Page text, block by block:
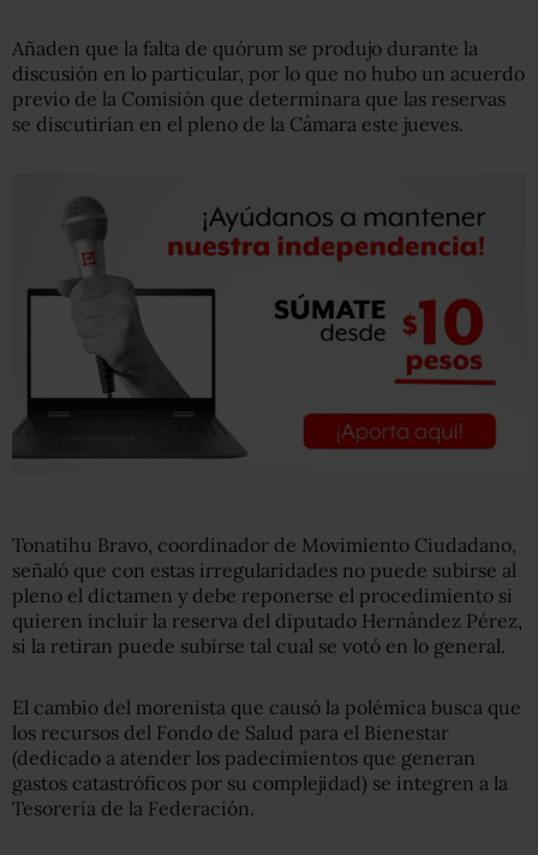
Añaden que la falta de quórum se produjo durante la
discusión en lo particular, por lo que no hubo un acuerdo
previo de la Comisión que determinara que las reservas
se discutirían en el pleno de la Cámara este jueves.
Tonatihu Bravo, coordinador de Movimiento Ciudadano,
señaló que con estas irregularidades no puede subirse al
pleno el dictamen y debe reponerse el procedimiento si
quieren incluir la reserva del diputado Hernández Pérez,
si la retiran puede subirse tal cual se votó en lo general.
El cambio del morenista que causó la polémica busca que
los recursos del Fondo de Salud para el Bienestar
(dedicado a atender los padecimientos que generan
gastos catastróficos por su complejidad) se integren a la
Tesorería de la Federación.